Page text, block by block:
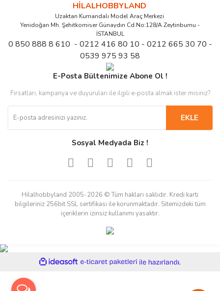
HİLALHOBBYLAND
Uzaktan Kumandalı Model Araç Merkezi
Yenidoğan Mh. Şehitkomiser Günaydın Cd.No:128/A Zeytinburnu -
İSTANBUL
0 850 888 8 610 - 0212 416 80 10 - 0212 665 30 70 -
0539 975 93 58
E-Posta Bültenimize Abone Ol !
Fırsatları, kampanya ve duyuruları ile ilgili e-posta almak ister misiniz?
EKLE
Sosyal Medyada Biz !
Hilalhobbyland 2005-2026 © Tüm hakları saklıdır. Kredi kartı
bilgileriniz 256bit SSL sertifikası ile korunmaktadır. Sitemizdeki tüm
içeriklerin izinsiz kullanımı yasaktır.
ideasoft
e-